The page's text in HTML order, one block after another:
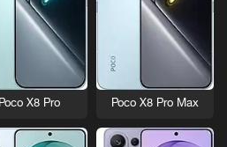
Poco X8 Pro Max
Poco X8 Pro